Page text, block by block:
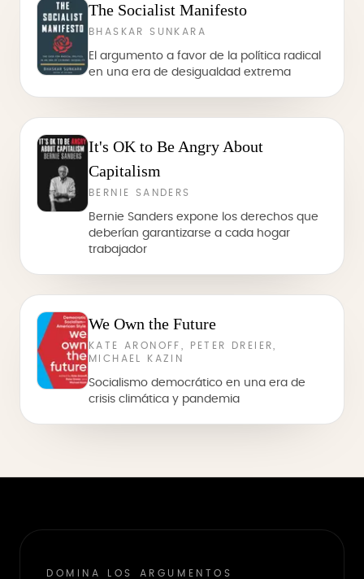
The Socialist Manifesto
BHASKAR SUNKARA
El argumento a favor de la política radical
en una era de desigualdad extrema
It's OK to Be Angry About
Capitalism
BERNIE SANDERS
Bernie Sanders expone los derechos que
deberían garantizarse a cada hogar
trabajador
We Own the Future
KATE ARONOFF, PETER DREIER,
MICHAEL KAZIN
Socialismo democrático en una era de
crisis climática y pandemia
DOMINA LOS ARGUMENTOS